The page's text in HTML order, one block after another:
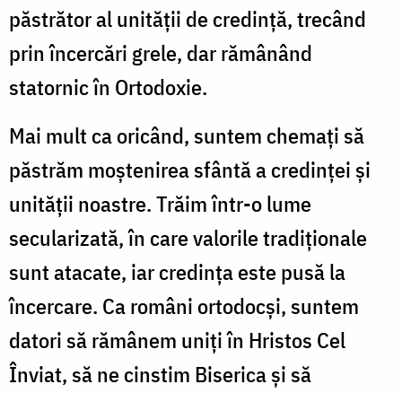
păstrător al unității de credință, trecând
prin încercări grele, dar rămânând
statornic în Ortodoxie.
Mai mult ca oricând, suntem chemați să
păstrăm moștenirea sfântă a credinței și
unității noastre. Trăim într-o lume
secularizată, în care valorile tradiționale
sunt atacate, iar credința este pusă la
încercare. Ca români ortodocși, suntem
datori să rămânem uniți în Hristos Cel
Înviat, să ne cinstim Biserica și să